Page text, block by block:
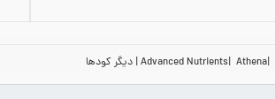
Advanced Nutrients Athena دیگر کودها